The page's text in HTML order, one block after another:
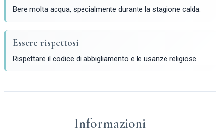
Bere molta acqua, specialmente durante la stagione calda.
Essere rispettosi
Rispettare il codice di abbigliamento e le usanze religiose.
Informazioni